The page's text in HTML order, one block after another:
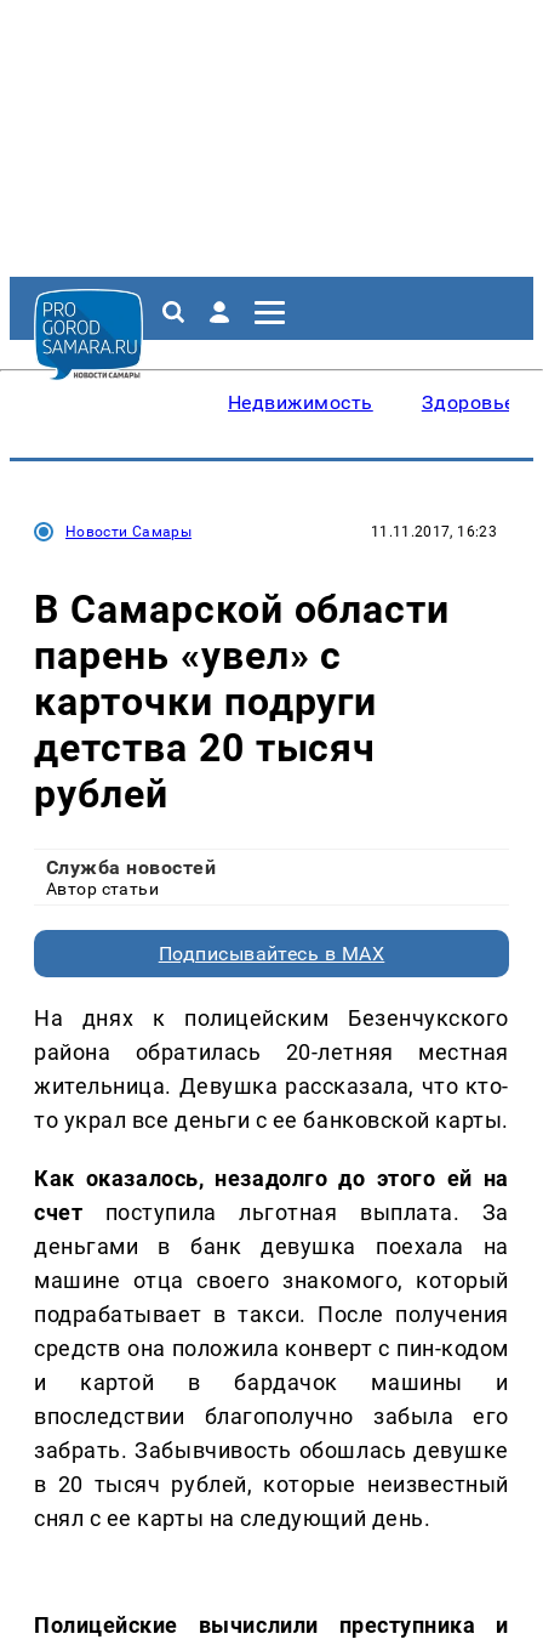
Недвижимость Здоровье
Новости Самары 11.11.2017, 16:23
В Самарской области
парень «увел» с
карточки подруги
детства 20 тысяч
рублей
Служба новостей
Автор статьи
Подписывайтесь в MAX
На днях к полицейским Безенчукского
района обратилась 20-летняя местная
жительница. Девушка рассказала, что кто-
то украл все деньги с ее банковской карты.
Как оказалось, незадолго до этого ей на
счет поступила льготная выплата. За
деньгами в банк девушка поехала на
машине отца своего знакомого, который
подрабатывает в такси. После получения
средств она положила конверт с пин-кодом
и картой в бардачок машины и
впоследствии благополучно забыла его
забрать. Забывчивость обошлась девушке
в 20 тысяч рублей, которые неизвестный
снял с ее карты на следующий день.
Полицейские вычислили преступника и